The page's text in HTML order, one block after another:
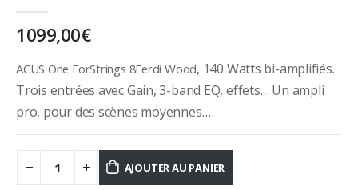
1099,00€
ACUS One ForStrings 8Ferdi Wood, 140 Watts bi-amplifiés.
Trois entrées avec Gain, 3-band EQ, effets… Un ampli
pro, pour des scènes moyennes…
AJOUTER AU PANIER